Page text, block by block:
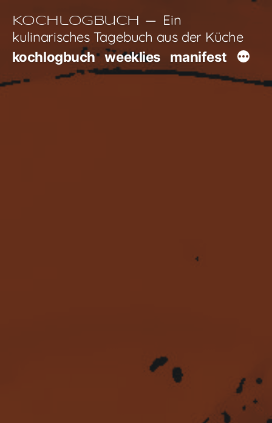
Inhalt
springen
Kochlogbuch
Ein
kulinarisches Tagebuch aus der Küche
kochlogbuch weeklies manifest